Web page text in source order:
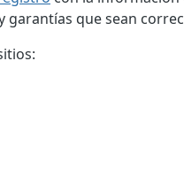
garantías que sean